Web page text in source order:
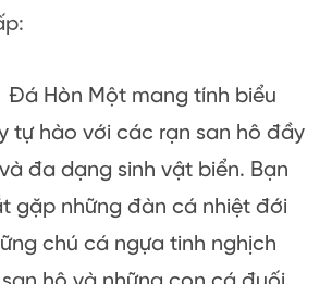
Đá Hòn Một mang tính biểu
tự hào với các rạn san hô đầy
đa dạng sinh vật biển. Bạn
gặp những đàn cá nhiệt đới
chú cá ngựa tinh nghịch